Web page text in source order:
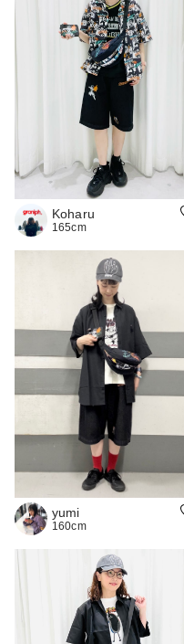
Koharu
165cm
yumi
160cm